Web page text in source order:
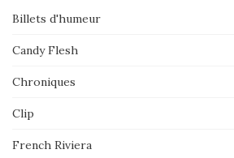
Billets d'humeur
Candy Flesh
Chroniques
Clip
French Riviera